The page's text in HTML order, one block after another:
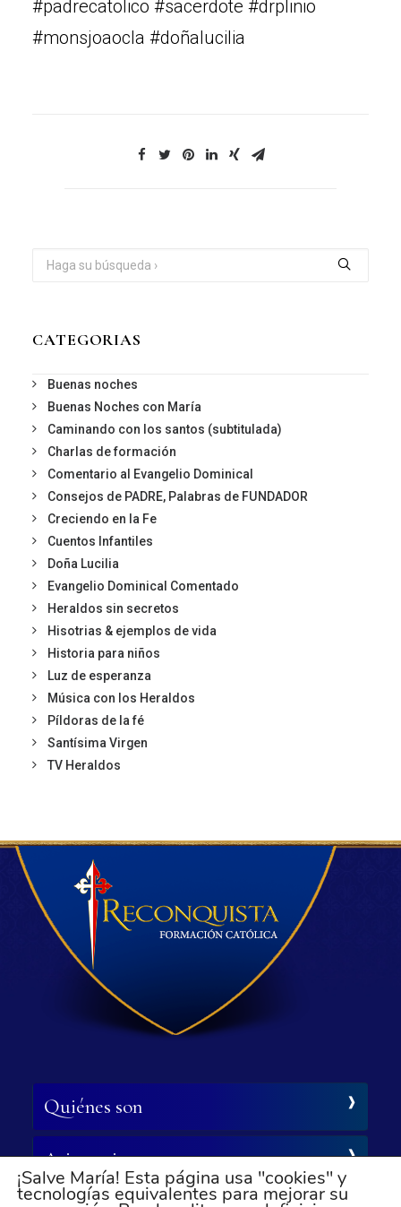
#padrecatolico #sacerdote #drplinio
#monsjoaocla #doñalucilia
CATEGORIAS
Buenas noches
Buenas Noches con María
Caminando con los santos (subtitulada)
Charlas de formación
Comentario al Evangelio Dominical
Consejos de PADRE, Palabras de FUNDADOR
Creciendo en la Fe
Cuentos Infantiles
Doña Lucilia
Evangelio Dominical Comentado
Heraldos sin secretos
Hisotrias & ejemplos de vida
Historia para niños
Luz de esperanza
Música con los Heraldos
Píldoras de la fé
Santísima Virgen
TV Heraldos
Quiénes son
Asistencia
¡Salve María! Esta página usa "cookies" y
tecnologías equivalentes para mejorar su